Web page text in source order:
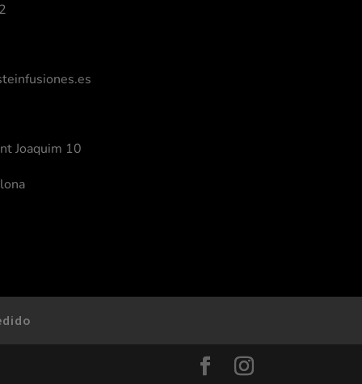
Joaquim 10